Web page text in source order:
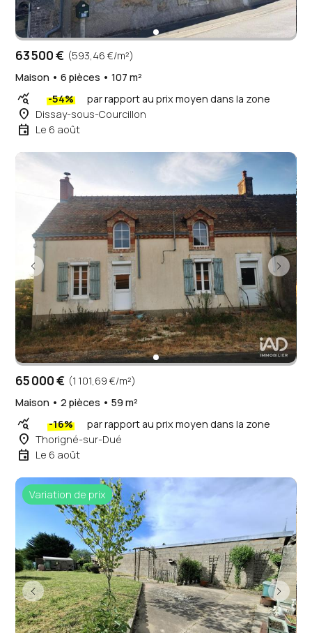
63 500 € (593,46 €/m²)
Maison • 6 pièces • 107 m²
query_stats -54% par rapport au prix moyen dans la zone
place Dissay-sous-Courcillon
event Le 6 août
65 000 € (1 101,69 €/m²)
Maison • 2 pièces • 59 m²
query_stats -16% par rapport au prix moyen dans la zone
place Thorigné-sur-Dué
event Le 6 août
Variation de prix